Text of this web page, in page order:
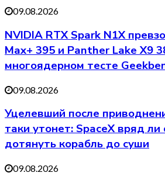
09.08.2026
NVIDIA RTX Spark N1X
Max+ 395 и Panther Lake X9
многоядерном тесте
09.08.2026
Уцелевший после
таки утонет: SpaceX вряд
дотянуть корабль до суши
09.08.2026